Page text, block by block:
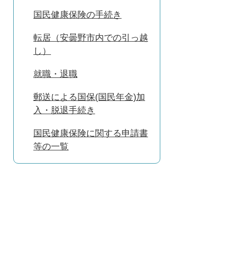
国民健康保険の手続き
転居（安曇野市内での引っ越
し）
就職・退職
郵送による国保(国民年金)加
入・脱退手続き
国民健康保険に関する申請書
等の一覧